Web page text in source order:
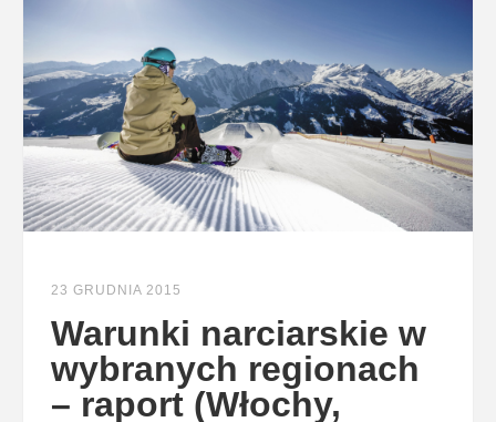
23 GRUDNIA 2015
Warunki narciarskie w
wybranych regionach
– raport (Włochy,